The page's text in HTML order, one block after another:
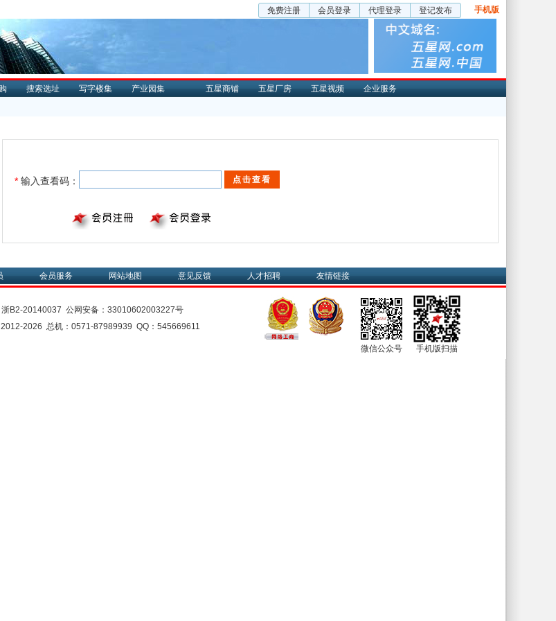
免费注册 会员登录 代理登录 登记发布 手机版
搜索选址 写字楼集 产业园集 五星商铺 五星厂房 五星视频 企业服务
* 输入查看码：
会员服务 网站地图 意见反馈 人才招聘 友情链接
浙B2-20140037 公网安备： 33010602003227号
2026 总机：0571-87989939 QQ：545669611
微信公众号 手机版扫描